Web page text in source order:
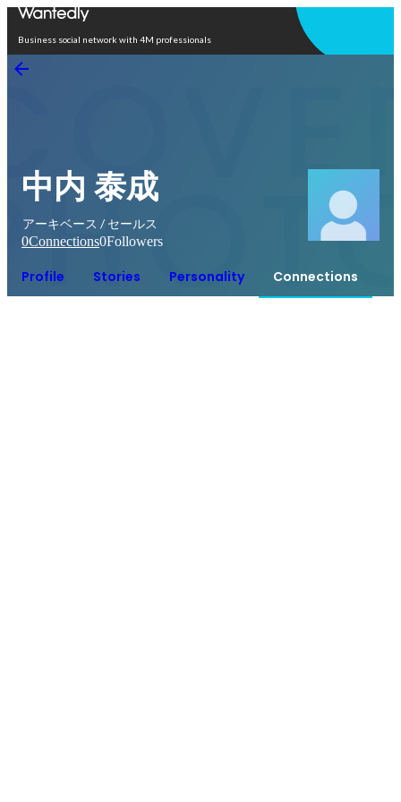
Business social network with 4M professionals
中内 泰成
アーキベース / セールス
0Connections0Followers
Profile Stories Personality Connections